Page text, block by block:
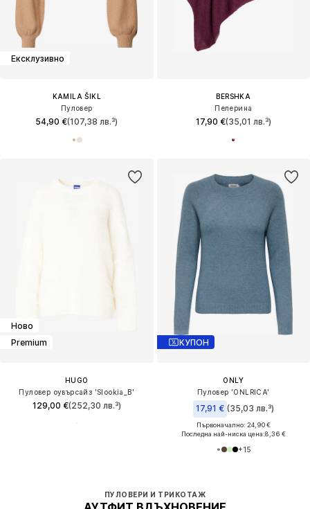
Ексклузивно
KAMILA ŠIKL
Пуловер
54,90 €(107,38 лв.³)
BERSHKA
Пелерина
17,90 €(35,01 лв.³)
Ново
Premium
HUGO
Пуловер оувърсайз 'Slookia_B'
129,00 €(252,30 лв.³)
КУПОН
ONLY
Пуловер 'ONLRICA'
17,91 € (35,03 лв.³)
Първоначално: 24,90 €
Последна най-ниска цена:8,36 €
+15
ПУЛОВЕРИ И ТРИКОТАЖ